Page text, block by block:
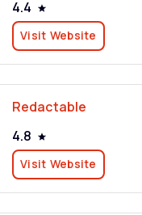
4.4
Visit Website
Redactable
4.8
Visit Website